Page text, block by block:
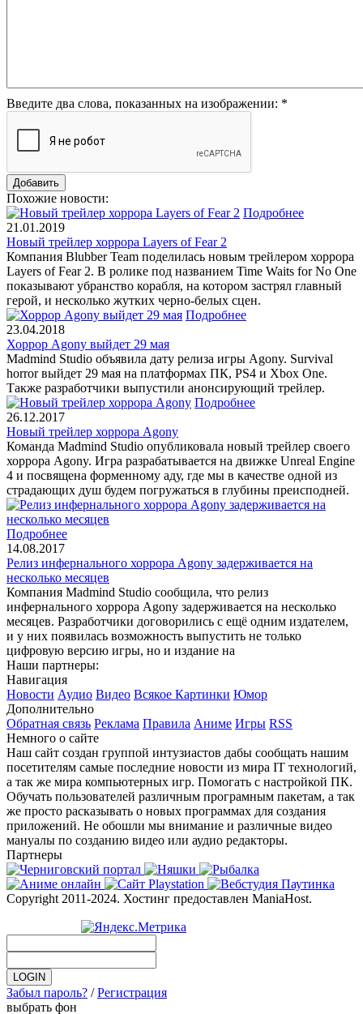
Введите два слова, показанных на изображении: *
Похожие новости:
Подробнее
21.01.2019
Новый трейлер хоррора Layers of Fear 2
Компания Blubber Team поделилась новым трейлером хоррора
Layers of Fear 2. В ролике под названием Time Waits for No One
показывают убранство корабля, на котором застрял главный
герой, и несколько жутких черно-белых сцен.
Подробнее
23.04.2018
Хоррор Agony выйдет 29 мая
Madmind Studio объявила дату релиза игры Agony. Survival
horror выйдет 29 мая на платформах ПК, PS4 и Xbox One.
Также разработчики выпустили анонсирующий трейлер.
Подробнее
26.12.2017
Новый трейлер хоррора Agony
Команда Madmind Studio опубликовала новый трейлер своего
хоррора Agony. Игра разрабатывается на движке Unreal Engine
4 и посвящена форменному аду, где мы в качестве одной из
страдающих душ будем погружаться в глубины преисподней.
Подробнее
14.08.2017
Релиз инфернального хоррора Agony задерживается на
несколько месяцев
Компания Madmind Studio сообщила, что релиз
инфернального хоррора Agony задерживается на несколько
месяцев. Разработчики договорились с ещё одним издателем,
и у них появилась возможность выпустить не только
цифровую версию игры, но и издание на
Наши партнеры:
Навигация
Новости Аудио Видео Всякое Картинки Юмор
Дополнительно
Обратная связь Реклама Правила Аниме Игры RSS
Немного о сайте
Наш сайт создан группой интузиастов дабы сообщать нашим
посетителям самые последние новости из мира IT технологий,
а так же мира компьютерных игр. Помогать с настройкой ПК.
Обучать пользователей различным програмным пакетам, а так
же просто расказывать о новых программах для создания
приложений. Не обошли мы внимание и различные видео
мануалы по созданию видео или аудио редакторы.
Партнеры
Copyright 2011-2024. Хостинг предоставлен ManiaHost.
Забыл пароль? /Регистрация
выбрать фон